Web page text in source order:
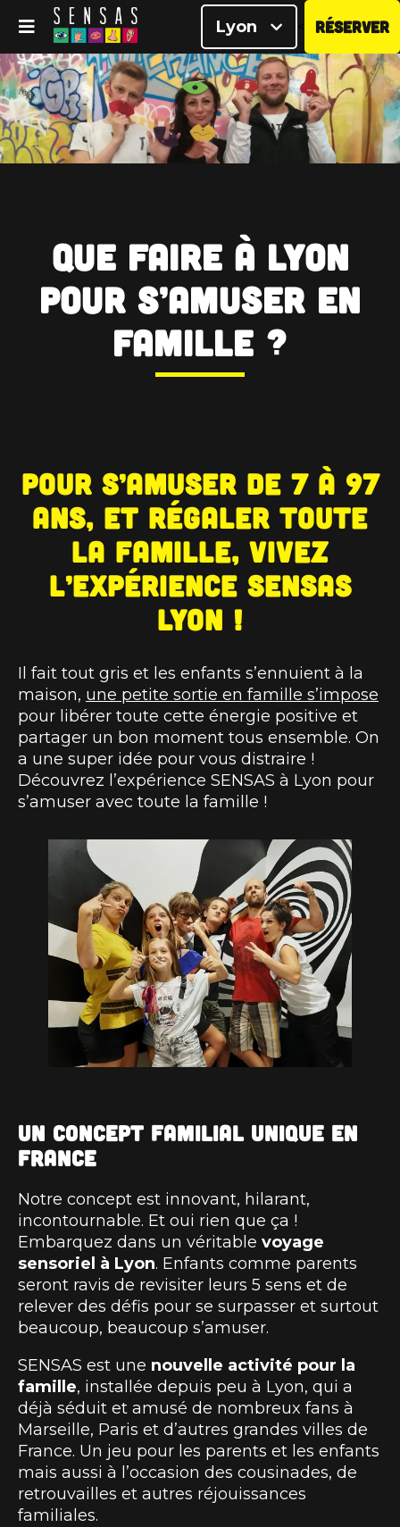
Lyon RÉSERVER
Que faire à Lyon
pour s’amuser en
famille ?
Pour s’amuser de 7 à 97
ans, et régaler toute
la famille, vivez
l’expérience SENSAS
Lyon !
Il fait tout gris et les enfants s’ennuient à la
maison, une petite sortie en famille s’impose
pour libérer toute cette énergie positive et
partager un bon moment tous ensemble. On
a une super idée pour vous distraire !
Découvrez l’expérience SENSAS à Lyon pour
s’amuser avec toute la famille !
Un concept familial unique en
France
Notre concept est innovant, hilarant,
incontournable. Et oui rien que ça !
Embarquez dans un véritable voyage
sensoriel à Lyon. Enfants comme parents
seront ravis de revisiter leurs 5 sens et de
relever des défis pour se surpasser et surtout
beaucoup, beaucoup s’amuser.
SENSAS est une nouvelle activité pour la
famille, installée depuis peu à Lyon, qui a
déjà séduit et amusé de nombreux fans à
Marseille, Paris et d’autres grandes villes de
France. Un jeu pour les parents et les enfants
mais aussi à l’occasion des cousinades, de
retrouvailles et autres réjouissances
familiales.